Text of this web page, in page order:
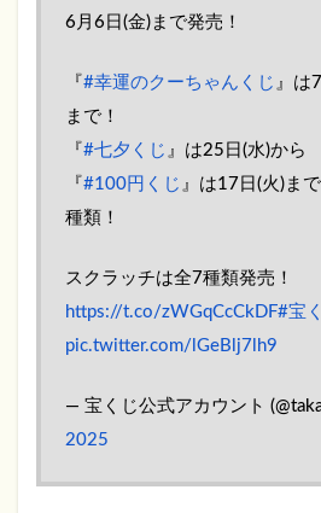
幸運
のク
ゃん
の当
せん
金
2.5
回西
日本
じ
のク
ゃん
の当
6月6日(金)まで発売！
『#幸運のクーちゃんくじ 』は
まで！
『#七夕くじ 』は25日(水)から
『#100円くじ 』は17日(火)ま
種類！
スクラッチは全7種類発売！
https://t.co/zWGqCcCkDF#宝
pic.twitter.com/lGeBlj7lh9
— 宝くじ公式アカウント
2025